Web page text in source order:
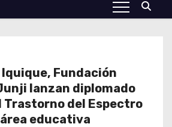
Fundación
lanzan diplomado
Trastorno del Espectro
educativa